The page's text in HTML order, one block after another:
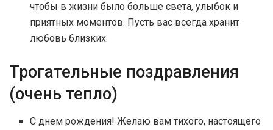
чтобы в жизни было больше света, улыбок и
приятных моментов. Пусть вас всегда хранит
любовь близких.
Трогательные поздравления
(очень тепло)
С днем рождения! Желаю вам тихого, настоящего